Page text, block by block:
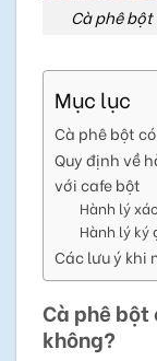
Cà phê
Mục lục
Cà phê bột
Quy định về
với cafe bột
Hành lý
Hành lý ký
Các lưu ý khi
Cà phê
không?